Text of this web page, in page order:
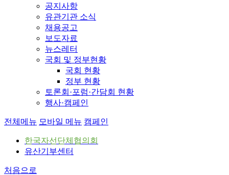
공지사항
유관기관 소식
채용공고
보도자료
뉴스레터
국회 및 정부현황
국회 현황
정부 현황
토론회·포럼·간담회 현황
행사·캠페인
전체메뉴 모바일 메뉴 캠페인
한국자선단체협의회
유산기부센터
처음으로